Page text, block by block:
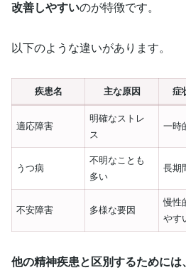
改善しやすいのが特徴です。
以下のような違いがあります。
疾患名 主な原因 症
適応障害
明確なストレ
ス
一時
うつ病
不明なことも
多い
長期
不安障害 多様な要因
慢性
やす
他の精神疾患と区別するために